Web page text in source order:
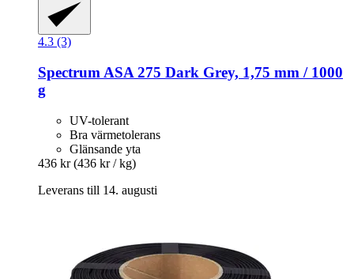
4.3 (3)
Spectrum ASA 275 Dark Grey, 1,75 mm / 1000
g
UV-tolerant
Bra värmetolerans
Glänsande yta
436 kr (436 kr / kg)
Leverans till 14. augusti